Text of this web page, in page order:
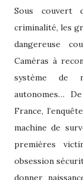
Sous
criminalité, les
dangereuse
Caméras à
système de
autonomes…
France,
machine de
premières
obsession
donner